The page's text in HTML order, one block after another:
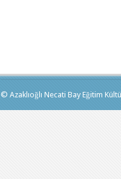
© Azaklıoğlı Necati Bay Eğitim